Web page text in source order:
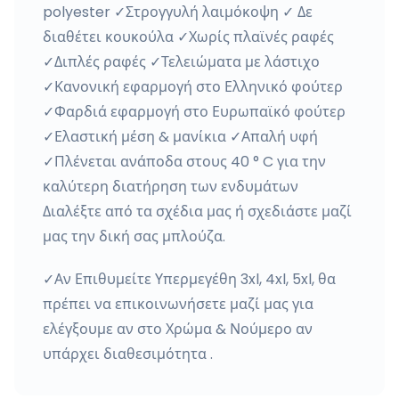
polyester ✓Στρογγυλή λαιμόκοψη ✓ Δε
διαθέτει κουκούλα ✓Χωρίς πλαϊνές ραφές
✓Διπλές ραφές ✓Τελειώματα με λάστιχο
✓Κανονική εφαρμογή στο Ελληνικό φούτερ
✓Φαρδιά εφαρμογή στο Ευρωπαϊκό φούτερ
✓Ελαστική μέση & μανίκια ✓Απαλή υφή
✓Πλένεται ανάποδα στους 40 ° C για την
καλύτερη διατήρηση των ενδυμάτων
Διαλέξτε από τα σχέδια μας ή σχεδιάστε μαζί
μας την δική σας μπλούζα.
✓Αν Επιθυμείτε Υπερμεγέθη 3xl, 4xl, 5xl, θα
πρέπει να επικοινωνήσετε μαζί μας για
ελέγξουμε αν στο Χρώμα & Νούμερο αν
υπάρχει διαθεσιμότητα .